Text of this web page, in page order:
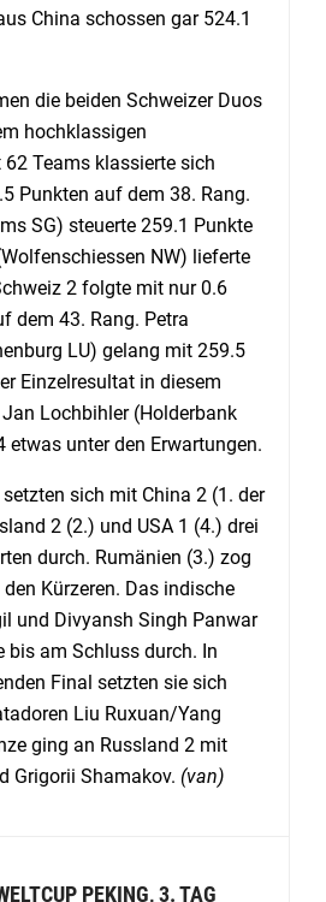
China schossen gar 524.1
die beiden Schweizer Duos
hochklassigen
Teams klassierte sich
Punkten auf dem 38. Rang.
SG) steuerte 259.1 Punkte
NW) lieferte
2 folgte mit nur 0.6
dem 43. Rang. Petra
LU) gelang mit 259.5
Einzelresultat in diesem
Lochbihler (Holderbank
etwas unter den Erwartungen.
sich mit China 2 (1. der
2 (2.) und USA 1 (4.) drei
durch. Rumänien (3.) zog
Kürzeren. Das indische
und Divyansh Singh Panwar
bis am Schluss durch. In
Final setzten sie sich
Liu Ruxuan/Yang
ging an Russland 2 mit
Grigorii Shamakov. (van)
PEKING, 3. TAG